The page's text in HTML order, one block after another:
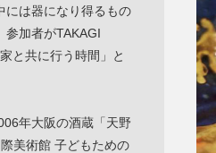
には器になり得るもの
参加者がTAKAGI
と共に行う時間」と
年大阪の酒蔵「天野
美術館 子どもための